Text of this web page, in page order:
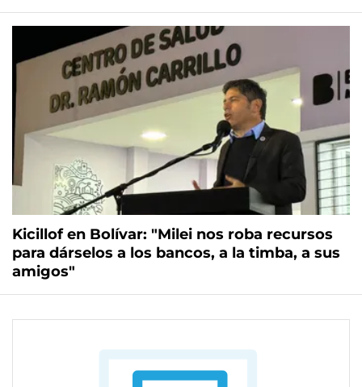
Kicillof en Bolívar: "Milei nos roba recursos
para dárselos a los bancos, a la timba, a sus
amigos"